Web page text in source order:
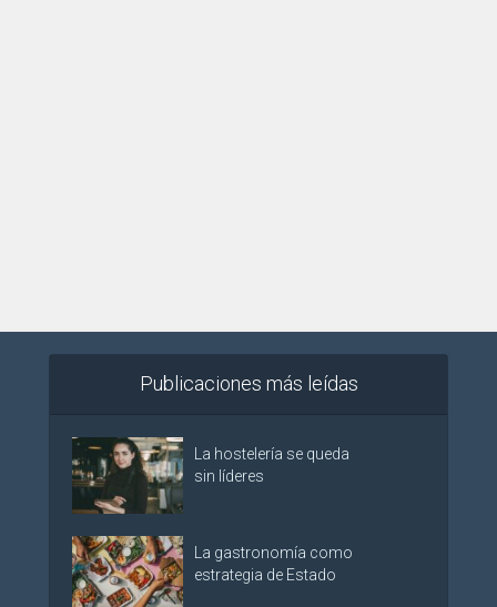
Publicaciones más leídas
La hostelería se queda
sin líderes
La gastronomía como
estrategia de Estado